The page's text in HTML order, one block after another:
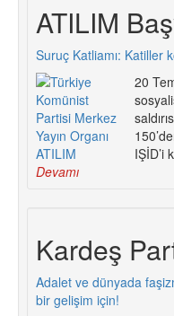
ATILIM
Suruç Katliamı: Katiller
20
IŞİD’i
Devamı
Kardeş
Adalet ve dünyada
bir gelişim için!